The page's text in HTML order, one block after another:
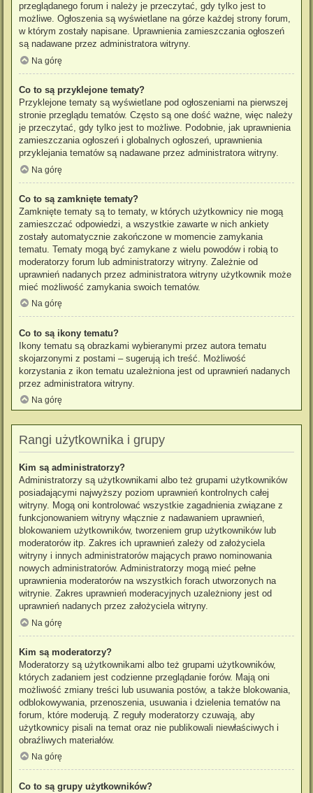
przeglądanego forum i należy je przeczytać, gdy tylko jest to
możliwe. Ogłoszenia są wyświetlane na górze każdej strony forum,
w którym zostały napisane. Uprawnienia zamieszczania ogłoszeń
są nadawane przez administratora witryny.
Na górę
Co to są przyklejone tematy?
Przyklejone tematy są wyświetlane pod ogłoszeniami na pierwszej
stronie przeglądu tematów. Często są one dość ważne, więc należy
je przeczytać, gdy tylko jest to możliwe. Podobnie, jak uprawnienia
zamieszczania ogłoszeń i globalnych ogłoszeń, uprawnienia
przyklejania tematów są nadawane przez administratora witryny.
Na górę
Co to są zamknięte tematy?
Zamknięte tematy są to tematy, w których użytkownicy nie mogą
zamieszczać odpowiedzi, a wszystkie zawarte w nich ankiety
zostały automatycznie zakończone w momencie zamykania
tematu. Tematy mogą być zamykane z wielu powodów i robią to
moderatorzy forum lub administratorzy witryny. Zależnie od
uprawnień nadanych przez administratora witryny użytkownik może
mieć możliwość zamykania swoich tematów.
Na górę
Co to są ikony tematu?
Ikony tematu są obrazkami wybieranymi przez autora tematu
skojarzonymi z postami – sugerują ich treść. Możliwość
korzystania z ikon tematu uzależniona jest od uprawnień nadanych
przez administratora witryny.
Na górę
Rangi użytkownika i grupy
Kim są administratorzy?
Administratorzy są użytkownikami albo też grupami użytkowników
posiadającymi najwyższy poziom uprawnień kontrolnych całej
witryny. Mogą oni kontrolować wszystkie zagadnienia związane z
funkcjonowaniem witryny włącznie z nadawaniem uprawnień,
blokowaniem użytkowników, tworzeniem grup użytkowników lub
moderatorów itp. Zakres ich uprawnień zależy od założyciela
witryny i innych administratorów mających prawo nominowania
nowych administratorów. Administratorzy mogą mieć pełne
uprawnienia moderatorów na wszystkich forach utworzonych na
witrynie. Zakres uprawnień moderacyjnych uzależniony jest od
uprawnień nadanych przez założyciela witryny.
Na górę
Kim są moderatorzy?
Moderatorzy są użytkownikami albo też grupami użytkowników,
których zadaniem jest codzienne przeglądanie forów. Mają oni
możliwość zmiany treści lub usuwania postów, a także blokowania,
odblokowywania, przenoszenia, usuwania i dzielenia tematów na
forum, które moderują. Z reguły moderatorzy czuwają, aby
użytkownicy pisali na temat oraz nie publikowali niewłaściwych i
obraźliwych materiałów.
Na górę
Co to są grupy użytkowników?